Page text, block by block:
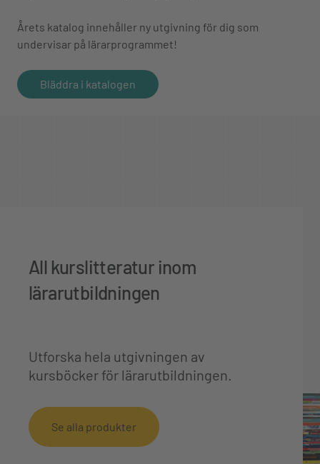
Årets katalog innehåller ny utgivning för dig som
undervisar på lärarprogrammet!
Bläddra i katalogen
All kurslitteratur inom
lärarutbildningen
Utforska hela utgivningen av
kursböcker för lärarutbildningen.
Se alla produkter